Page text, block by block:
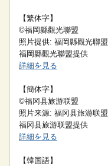
【繁体字】
©福岡縣觀光聯盟
照片提供: 福岡縣觀光聯盟
福岡縣觀光聯盟提供
詳細を見る
【簡体字】
©福冈县旅游联盟
照片来源: 福冈县旅游联盟
福冈县旅游联盟提供
詳細を見る
【韓国語】